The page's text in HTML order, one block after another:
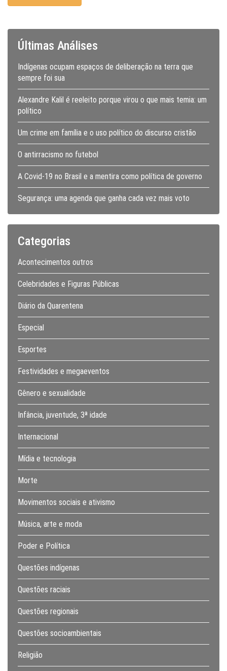
Últimas Análises
Indígenas ocupam espaços de deliberação na terra que
sempre foi sua
Alexandre Kalil é reeleito porque virou o que mais temia: um
político
Um crime em família e o uso político do discurso cristão
O antirracismo no futebol
A Covid-19 no Brasil e a mentira como política de governo
Segurança: uma agenda que ganha cada vez mais voto
Categorias
Acontecimentos outros
Celebridades e Figuras Públicas
Diário da Quarentena
Especial
Esportes
Festividades e megaeventos
Gênero e sexualidade
Infância, juventude, 3ª idade
Internacional
Mídia e tecnologia
Morte
Movimentos sociais e ativismo
Música, arte e moda
Poder e Política
Questões indígenas
Questões raciais
Questões regionais
Questões socioambientais
Religião